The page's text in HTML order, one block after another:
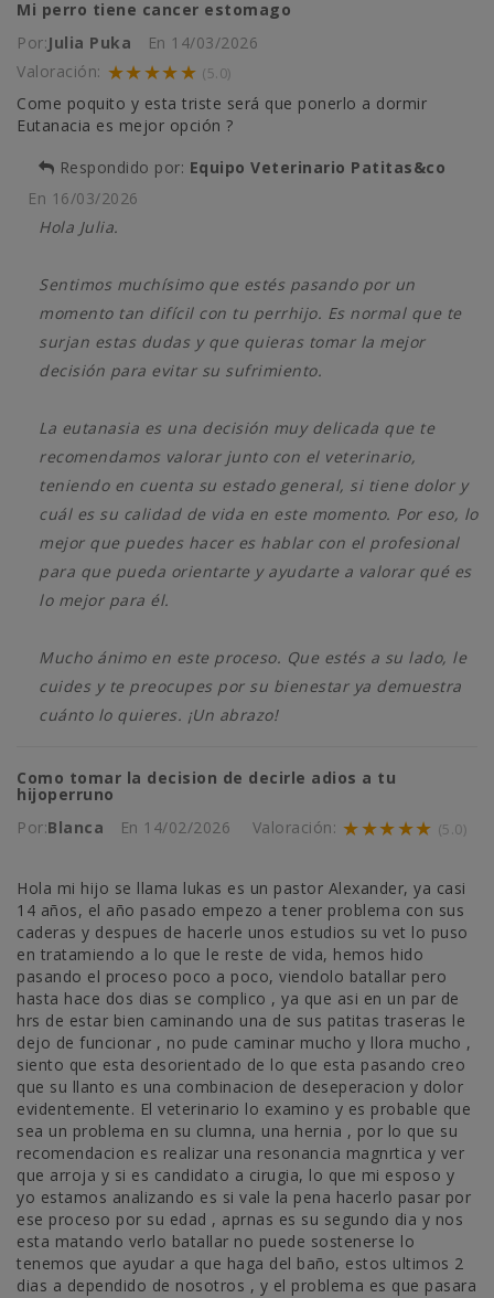
Mi perro tiene cancer estomago
Por:Julia Puka En 14/03/2026
Valoración: ★★★★★ (5.0)
Come poquito y esta triste será que ponerlo a dormir
Eutanacia es mejor opción ?
Respondido por: Equipo Veterinario Patitas&co
En 16/03/2026
Hola Julia.
Sentimos muchísimo que estés pasando por un
momento tan difícil con tu perrhijo. Es normal que te
surjan estas dudas y que quieras tomar la mejor
decisión para evitar su sufrimiento.
La eutanasia es una decisión muy delicada que te
recomendamos valorar junto con el veterinario,
teniendo en cuenta su estado general, si tiene dolor y
cuál es su calidad de vida en este momento. Por eso, lo
mejor que puedes hacer es hablar con el profesional
para que pueda orientarte y ayudarte a valorar qué es
lo mejor para él.
Mucho ánimo en este proceso. Que estés a su lado, le
cuides y te preocupes por su bienestar ya demuestra
cuánto lo quieres. ¡Un abrazo!
Como tomar la decision de decirle adios a tu
hijoperruno
Por:Blanca En 14/02/2026 Valoración: ★★★★★ (5.0)
Hola mi hijo se llama lukas es un pastor Alexander, ya casi
14 años, el año pasado empezo a tener problema con sus
caderas y despues de hacerle unos estudios su vet lo puso
en tratamiendo a lo que le reste de vida, hemos hido
pasando el proceso poco a poco, viendolo batallar pero
hasta hace dos dias se complico , ya que asi en un par de
hrs de estar bien caminando una de sus patitas traseras le
dejo de funcionar , no pude caminar mucho y llora mucho ,
siento que esta desorientado de lo que esta pasando creo
que su llanto es una combinacion de deseperacion y dolor
evidentemente. El veterinario lo examino y es probable que
sea un problema en su clumna, una hernia , por lo que su
recomendacion es realizar una resonancia magnrtica y ver
que arroja y si es candidato a cirugia, lo que mi esposo y
yo estamos analizando es si vale la pena hacerlo pasar por
ese proceso por su edad , aprnas es su segundo dia y nos
esta matando verlo batallar no puede sostenerse lo
tenemos que ayudar a que haga del baño, estos ultimos 2
dias a dependido de nosotros , y el problema es que pasara